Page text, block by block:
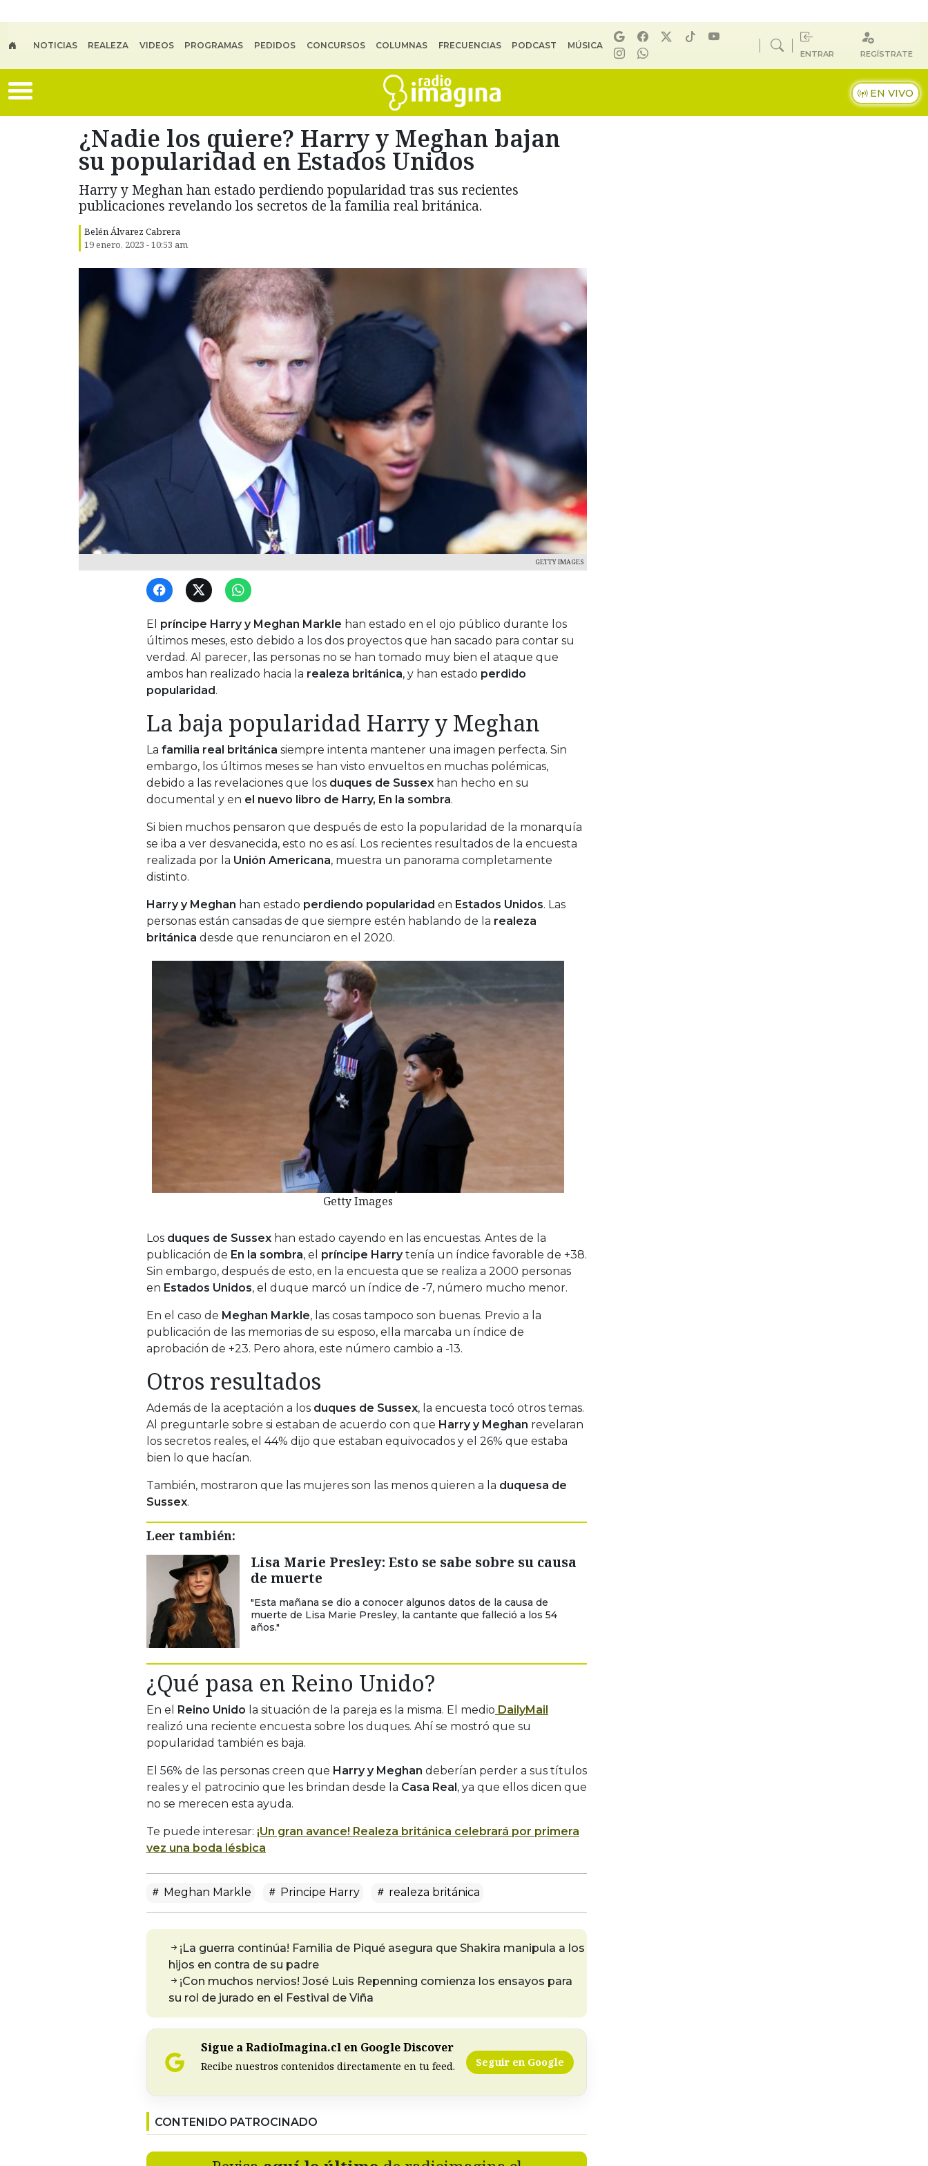
NOTICIAS REALEZA VIDEOS PROGRAMAS PEDIDOS CONCURSOS COLUMNAS FRECUENCIAS PODCAST MÚSICA
ENTRAR REGÍSTRATE
EN VIVO
¿Nadie los quiere? Harry y Meghan bajan
su popularidad en Estados Unidos
Harry y Meghan han estado perdiendo popularidad tras sus recientes
publicaciones revelando los secretos de la familia real británica.
Belén Álvarez Cabrera
19 enero, 2023 - 10:53 am
GETTY IMAGES
El príncipe Harry y Meghan Markle han estado en el ojo público durante los
últimos meses, esto debido a los dos proyectos que han sacado para contar su
verdad. Al parecer, las personas no se han tomado muy bien el ataque que
ambos han realizado hacia la realeza británica, y han estado perdido
popularidad.
La baja popularidad Harry y Meghan
La familia real británica siempre intenta mantener una imagen perfecta. Sin
embargo, los últimos meses se han visto envueltos en muchas polémicas,
debido a las revelaciones que los duques de Sussex han hecho en su
documental y en el nuevo libro de Harry, En la sombra.
Si bien muchos pensaron que después de esto la popularidad de la monarquía
se iba a ver desvanecida, esto no es así. Los recientes resultados de la encuesta
realizada por la Unión Americana, muestra un panorama completamente
distinto.
Harry y Meghan han estado perdiendo popularidad en Estados Unidos. Las
personas están cansadas de que siempre estén hablando de la realeza
británica desde que renunciaron en el 2020.
Getty Images
Los duques de Sussex han estado cayendo en las encuestas. Antes de la
publicación de En la sombra, el príncipe Harrytenía un índice favorable de +38.
Sin embargo, después de esto, en la encuesta que se realiza a 2000 personas
en Estados Unidos, el duque marcó un índice de -7, número mucho menor.
En el caso de Meghan Markle, las cosas tampoco son buenas. Previo a la
publicación de las memorias de su esposo, ella marcaba un índice de
aprobación de +23. Pero ahora, este número cambio a -13.
Otros resultados
Además de la aceptación a los duques de Sussex, la encuesta tocó otros temas.
Al preguntarle sobre si estaban de acuerdo con que Harry y Meghan revelaran
los secretos reales, el 44% dijo que estaban equivocados y el 26% que estaba
bien lo que hacían.
También, mostraron que las mujeres son las menos quieren a la duquesa de
Sussex.
Leer también:
Lisa Marie Presley: Esto se sabe sobre su causa
de muerte
"Esta mañana se dio a conocer algunos datos de la causa de
muerte de Lisa Marie Presley, la cantante que falleció a los 54
años."
¿Qué pasa en Reino Unido?
En el Reino Unido la situación de la pareja es la misma. El medio DailyMail
realizó una reciente encuesta sobre los duques. Ahí se mostró que su
popularidad también es baja.
El 56% de las personas creen que Harry y Meghan deberían perder a sus títulos
reales y el patrocinio que les brindan desde la Casa Real, ya que ellos dicen que
no se merecen esta ayuda.
Te puede interesar: ¡Un gran avance! Realeza británica celebrará por primera
vez una boda lésbica
Meghan Markle Principe Harry realeza británica
¡La guerra continúa! Familia de Piqué asegura que Shakira manipula a los
hijos en contra de su padre
¡Con muchos nervios! José Luis Repenning comienza los ensayos para
su rol de jurado en el Festival de Viña
Sigue a RadioImagina.cl en Google Discover
Recibe nuestros contenidos directamente en tu feed. Seguir en Google
CONTENIDO PATROCINADO